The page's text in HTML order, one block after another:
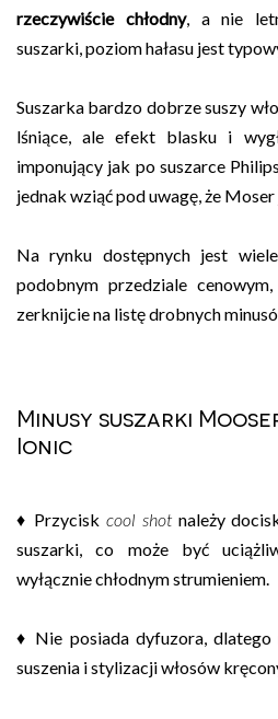
rzeczywiście chłodny, a nie
suszarki, poziom hałasu jest
Suszarka bardzo dobrze suszy
lśniące, ale efekt blasku i
imponujący jak po suszarce
jednak wziąć pod uwagę, że
Na rynku dostępnych jest
podobnym przedziale
zerknijcie na listę drobnych
Minusy suszarki
Ionic
♦ Przyciskcool shotnależy
suszarki, co może być
wyłącznie chłodnym strumieniem.
♦ Nie posiada dyfuzora, dlatego
suszenia i stylizacji włosów